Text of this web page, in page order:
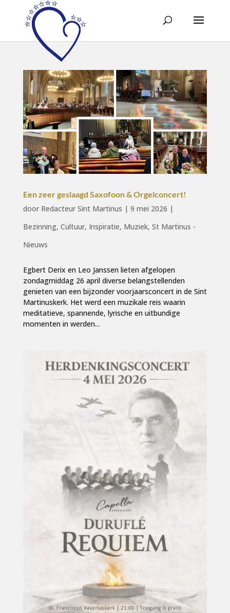
Een zeer geslaagd Saxofoon & Orgelconcert!
door Redacteur Sint Martinus | 9 mei 2026 |
Bezinning, Cultuur, Inspiratie, Muziek, St Martinus -
Nieuws
Egbert Derix en Leo Janssen lieten afgelopen
zondagmiddag 26 april diverse belangstellenden
genieten van een bijzonder voorjaarsconcert in de Sint
Martinuskerk. Het werd een muzikale reis waarin
meditatieve, spannende, lyrische en uitbundige
momenten in werden...